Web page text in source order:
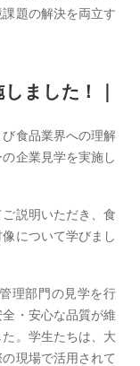
題の解決を両立す
ました！｜
食品業界への理解
企業見学を実施し
説明いただき、食
について学びまし
理部門の見学を行
・安心な品質が維
。学生たちは、大
現場で活用されて